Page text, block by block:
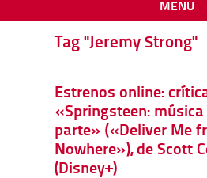
MENU
Tag "Jeremy Strong"
Estrenos online:
«Springsteen:
parte» («Deliver Me
Nowhere»), de Scott
(Disney+)